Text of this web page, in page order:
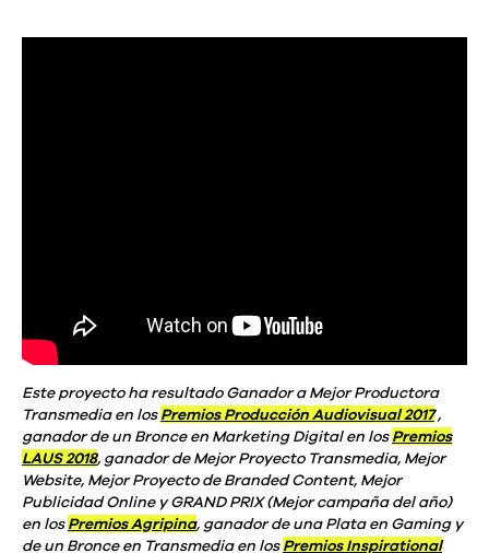
Este proyecto ha resultado Ganador a Mejor Productora
Transmedia en losPremios Producción Audiovisual 2017,
ganador de un Bronce en Marketing Digital en losPremios
LAUS 2018, ganador de Mejor Proyecto Transmedia, Mejor
Website, Mejor Proyecto de Branded Content, Mejor
Publicidad Online y GRAND PRIX (Mejor campaña del año)
en losPremios Agripina, ganador de una Plata en Gaming y
de un Bronce en Transmedia en losPremios Inspirational